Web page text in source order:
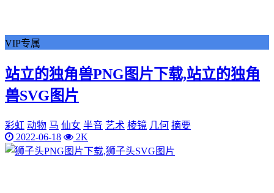
VIP专属
站立的独角兽PNG图片下载,站立的独角
兽SVG图片
彩虹 动物 马 仙女 半音 艺术 棱镜 几何 摘要
2022-06-18
2K